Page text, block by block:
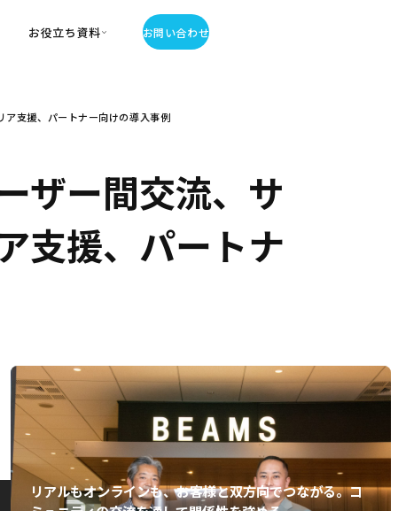
お役立ち資料
・お役立ち資料
お問い合わせ
ア支援、パートナー向けの導入事例
ザー間交流、サ
支援、パートナ
リアルもオンラインも、お客様と双方向でつながる。コ